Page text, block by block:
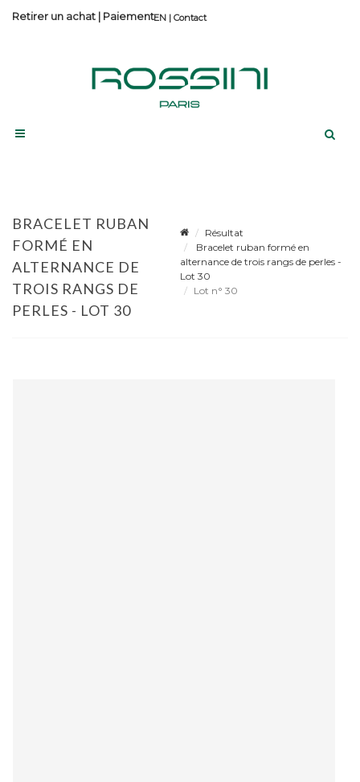
Contact
Retirer un achat | Paiement
BRACELET RUBAN
FORMÉ EN
ALTERNANCE DE
TROIS RANGS DE
PERLES - LOT 30
Résultat
Bracelet ruban formé en
alternance de trois rangs de perles -
Lot 30
Lot n° 30